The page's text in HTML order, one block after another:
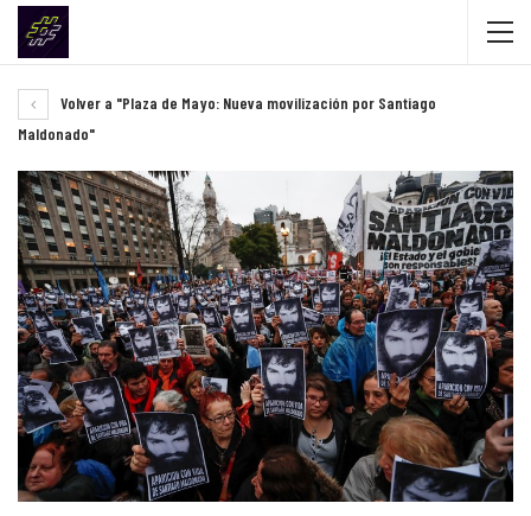
Volver a "Plaza de Mayo: Nueva movilización por Santiago
Maldonado"